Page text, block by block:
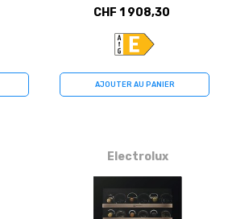
CHF 1 908,30
AJOUTER AU PANIER
Electrolux